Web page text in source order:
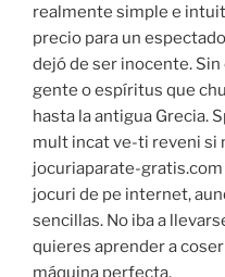
realmente simple e
precio para un
dejó de ser inocente.
gente o espíritus que
hasta la antigua Grecia.
mult incat ve-ti reveni si
jocuriaparate-
jocuri de pe internet,
sencillas. No iba a
quieres aprender a
máquina perfecta.